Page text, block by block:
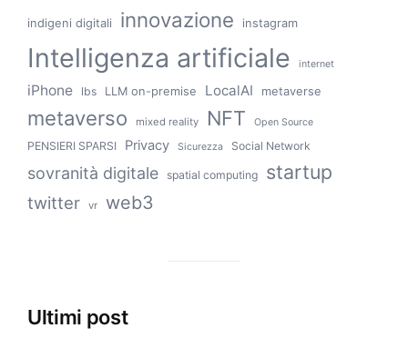
indigeni digitali innovazione instagram
Intelligenza artificiale internet
iPhone lbs LLM on-premise LocalAI metaverse
metaverso mixed reality NFT Open Source
PENSIERI SPARSI Privacy Sicurezza Social Network
sovranità digitale spatial computing startup
twitter vr web3
Ultimi post